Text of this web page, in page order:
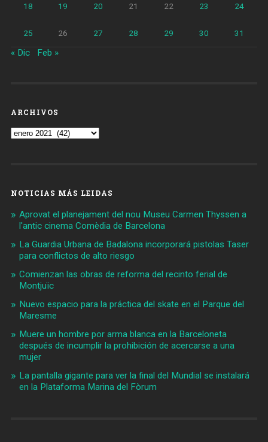
18 19 20 21 22 23 24
25 26 27 28 29 30 31
« Dic Feb »
ARCHIVOS
Archivos
NOTICIAS MÁS LEIDAS
Aprovat el planejament del nou Museu Carmen Thyssen a
l'antic cinema Comèdia de Barcelona
La Guardia Urbana de Badalona incorporará pistolas Taser
para conflictos de alto riesgo
Comienzan las obras de reforma del recinto ferial de
Montjuïc
Nuevo espacio para la práctica del skate en el Parque del
Maresme
Muere un hombre por arma blanca en la Barceloneta
después de incumplir la prohibición de acercarse a una
mujer
La pantalla gigante para ver la final del Mundial se instalará
en la Plataforma Marina del Fòrum